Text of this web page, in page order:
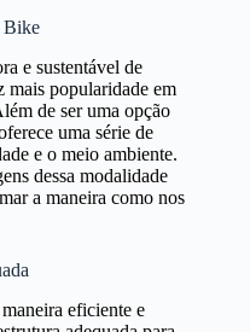
Bike
e sustentável de
mais popularidade em
de ser uma opção
uma série de
e o meio ambiente.
dessa modalidade
a maneira como nos
eficiente e